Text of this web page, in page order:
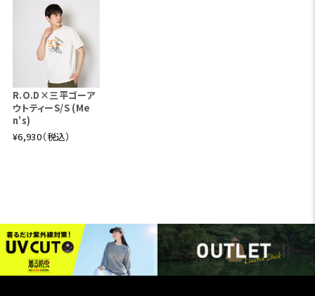
R.O.D×三平ゴーア
ウトティーS/S (Me
n's)
¥6,930（税込）